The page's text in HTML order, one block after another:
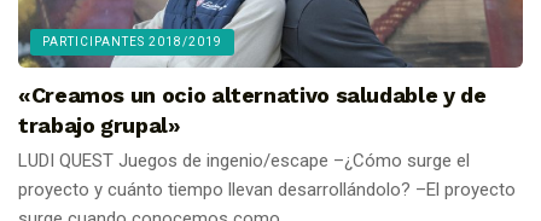
PARTICIPANTES 2018/2019
«Creamos un ocio alternativo saludable y de
trabajo grupal»
LUDI QUEST Juegos de ingenio/escape –¿Cómo surge el
proyecto y cuánto tiempo llevan desarrollándolo? –El proyecto